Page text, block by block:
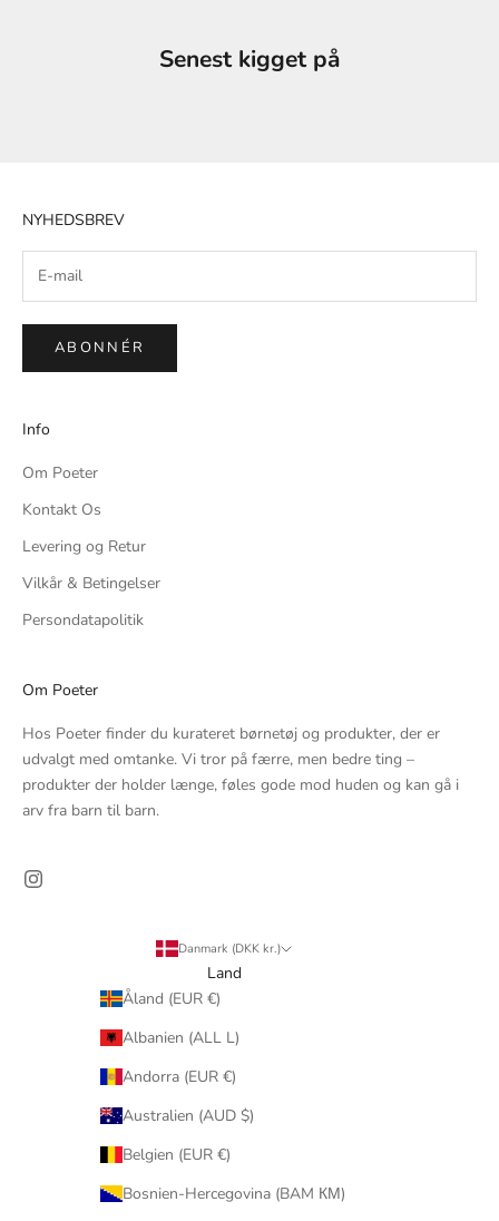
Senest kigget på
NYHEDSBREV
ABONNÉR
Info
Om Poeter
Kontakt Os
Levering og Retur
Vilkår & Betingelser
Persondatapolitik
Om Poeter
Hos Poeter finder du kurateret børnetøj og produkter, der er
udvalgt med omtanke. Vi tror på færre, men bedre ting –
produkter der holder længe, føles gode mod huden og kan gå i
arv fra barn til barn.
Danmark (DKK kr.)
Land
Åland (EUR €)
Albanien (ALL L)
Andorra (EUR €)
Australien (AUD $)
Belgien (EUR €)
Bosnien-Hercegovina (BAM КМ)